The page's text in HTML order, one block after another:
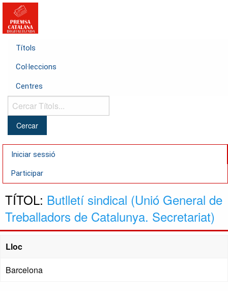
Títols
Col·leccions
Centres
Cercar
Títols...
Iniciar sessió
Participar
TÍTOL: Butlletí sindical (Unió General de
Treballadors de Catalunya. Secretariat)
Lloc
Barcelona